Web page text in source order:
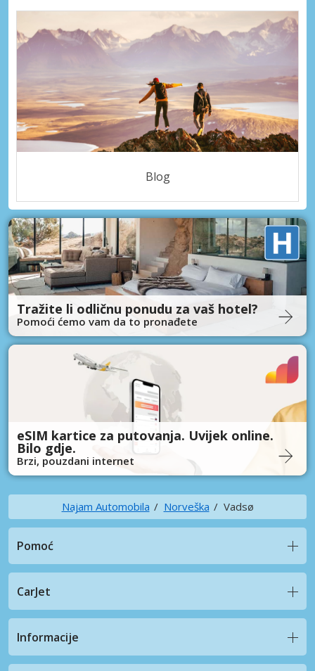
Blog
Tražite li odličnu ponudu za vaš hotel?
Pomoći ćemo vam da to pronađete
eSIM kartice za putovanja. Uvijek online.
Bilo gdje.
Brzi, pouzdani internet
Najam Automobila Norveška Vadsø
Pomoć
CarJet
Informacije